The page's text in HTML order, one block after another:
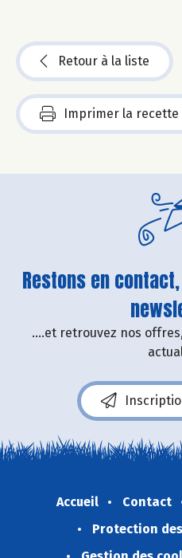
Retour à la liste
Imprimer la recette
Restons en
....et retrouvez nos
Accueil Contact
Protection